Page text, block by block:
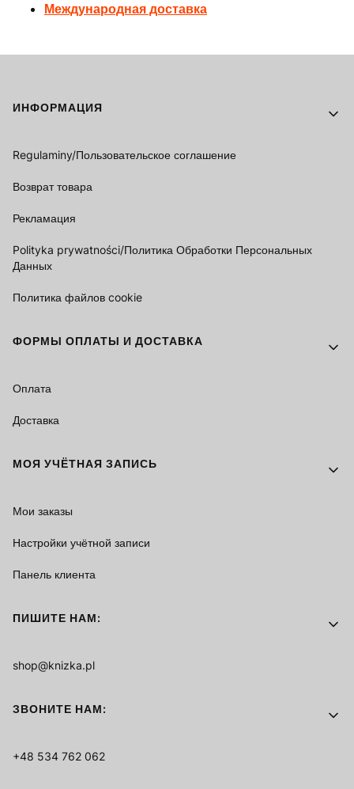
Международная доставка
Footer menu
ИНФОРМАЦИЯ
Regulaminy/Пользовательское соглашение
Возврат товара
Рекламация
Polityka prywatności/Политика Обработки Персональных
Данных
Политика файлов cookie
ФОРМЫ ОПЛАТЫ И ДОСТАВКА
Оплата
Доставка
МОЯ УЧЁТНАЯ ЗАПИСЬ
Мои заказы
Настройки учётной записи
Панель клиента
ПИШИТЕ НАМ:
shop@knizka.pl
ЗВОНИТЕ НАМ:
+48 534 762 062